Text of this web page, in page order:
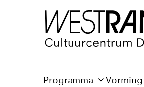
Programma Vorming